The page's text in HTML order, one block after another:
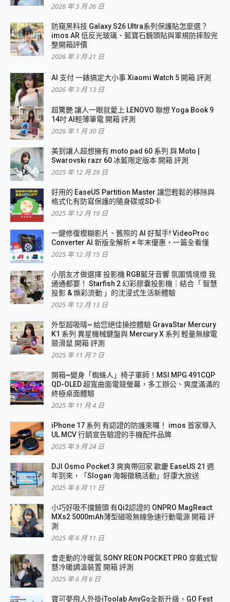
2026 年 3 月 26 日
防窺黑科技 Galaxy S26 Ultra系列保護貼怎麼選？
imos AR 低反光玻璃、藍寶石鏡頭貼與軍規防摔殼完
整開箱評價
2026 年 3 月 21 日
AI 支付 一錶搞定大小事 Xiaomi Watch 5 開箱 評測
2026 年 3 月 13 日
超驚艷 讓人一眼就愛上 LENOVO 聯想 Yoga Book 9
14吋 AI輕薄筆電 開箱 評測
2026 年 1 月 30 日
美到讓人超想擁有 moto pad 60 系列 與 Moto |
Swarovski razr 60 冰藍限定版本 開箱 評測
2025 年 12 月 29 日
好用的 EaseUS Partition Master 讓您輕鬆的移除與
格式化有防寫保護的隨身碟或SD卡
2025 年 12 月 19 日
一鍵修復模糊影片、舊照的 AI 好幫手! VideoProc
Converter AI 新版全解析 × 年末優惠，一篇全看懂
2025 年 12 月 15 日
小朋友才做選擇 投影機 RGB藍牙音響 氛圍情境燈 我
通通都要！ Starfish 2 幻彩膠囊投影機｜結合「 智慧
投影 & 煥彩流動 」的沈浸式生活新體驗
2025 年 12 月 13 日
外型超吸晴~ 給您絕佳操控體驗 GravaStar Mercury
K1 系列 異星機械鍵盤與 Mercury X 系列 輕量無線電
競滑鼠 開箱 評測
2025 年 11 月 7 日
開箱~變身「蜘蛛人」椅子軍師！MSI MPG 491CQP
QD-OLED 超寬曲面電競螢幕，多工辦公、爽度滿滿的
終極桌面體驗
2025 年 11 月 4 日
iPhone 17 系列 有認證的防護來囉！ imos 首家導入
UL MCV 行銷宣告驗證的手機配件品牌
2025 年 9 月 24 日
DJI Osmo Pocket 3 爽爽帶回家 歡慶 EaseUS 21 週
年到來，「Slogan 海報徵稿活動」好康大放送
2025 年 8 月 11 日
小巧好吸不擋鏡頭 有Qi2認證的 ONPRO MagReact
MXs2 5000mAh薄型磁吸無線急速行動電源 開箱 評
測
2025 年 6 月 11 日
會走動的冷暖氣 SONY REON POCKET PRO 穿戴式智
慧冷暖調溫裝置 開箱 評測
2025 年 6 月 6 日
寶可夢飛人外掛iToolab AnyGo全新升級，GO Fest